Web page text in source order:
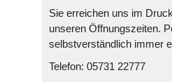
Sie erreichen uns im
unseren Öffnungszeiten.
selbstverständlich immer
Telefon: 05731 22777